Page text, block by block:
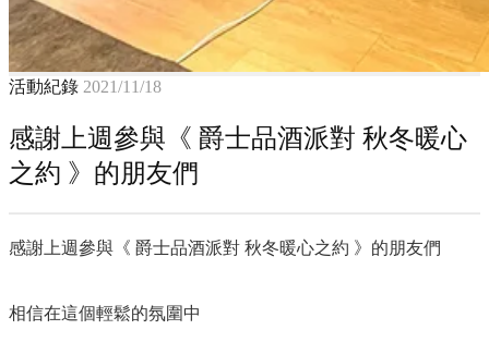
活動紀錄 2021/11/18
感謝上週參與《 爵士品酒派對 秋冬暖心
之約 》的朋友們​
感謝上週參與《 爵士品酒派對 秋冬暖心之約 》的朋友們​
相信在這個輕鬆的氛圍中​